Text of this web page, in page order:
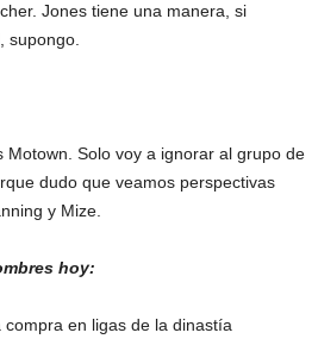
Jones tiene una manera, si
supongo.
Motown. Solo voy a ignorar al grupo de
dudo que veamos perspectivas
y Mize.
hoy:
en ligas de la dinastía